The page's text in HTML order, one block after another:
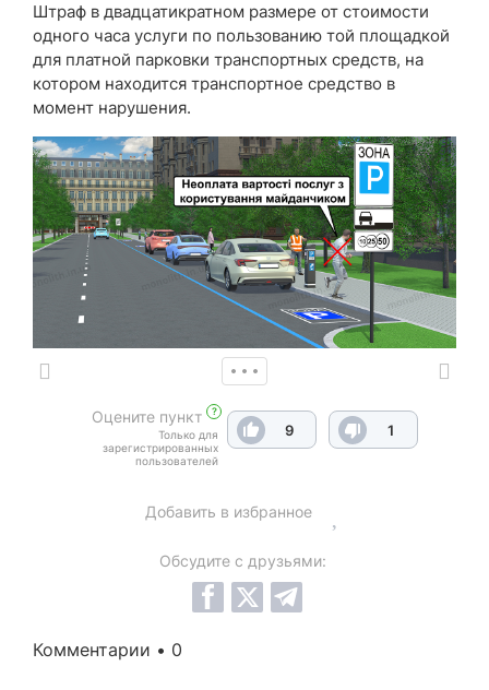
Штраф в двадцатикратном размере от стоимости
одного часа услуги по пользованию той площадкой
для платной парковки транспортных средств, на
котором находится транспортное средство в
момент нарушения.
Оцените пункт ?
Только для
зарегистрированных
пользователей
9 1
Добавить в избранное
Обсудите с друзьями:
Комментарии • 0